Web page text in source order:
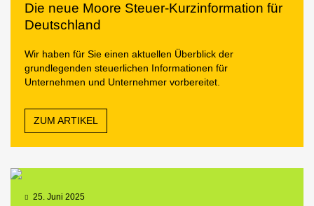
Die neue Moore Steuer-Kurzinformation für
Deutschland
Wir haben für Sie einen aktuellen Überblick der
grundlegenden steuerlichen Informationen für
Unternehmen und Unternehmer vorbereitet.
ZUM ARTIKEL
25. Juni 2025